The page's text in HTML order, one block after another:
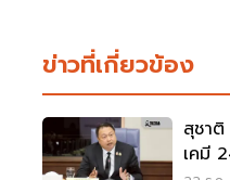
ข่าวที่เกี่ยวข้อง
สุชา
เคมี